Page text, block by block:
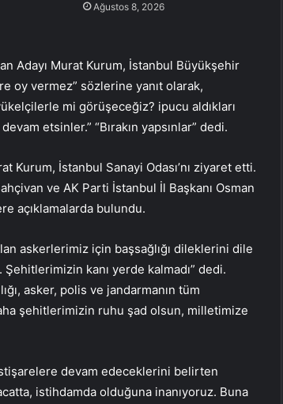
Ağustos 8, 2026
Adayı Murat Kurum, İstanbul Büyükşehir
oy vermez” sözlerine yanıt olarak,
mi görüşeceğiz? ipucu aldıkları
etsinler.” “Bırakın yapsınlar” dedi.
Kurum, İstanbul Sanayi Odası’nı ziyaret etti.
ve AK Parti İstanbul İl Başkanı Osman
açıklamalarda bulundu.
askerlerimiz için başsağlığı dileklerini dile
kanı yerde kalmadı” dedi.
asker, polis ve jandarmanın tüm
şehitlerimizin ruhu şad olsun, milletimize
devam edeceklerini belirten
istihdamda olduğuna inanıyoruz. Buna